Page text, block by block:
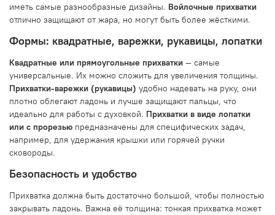
иметь самые разнообразные дизайны. Войлочные прихватки
отлично защищают от жара, но могут быть более жёсткими.
Формы: квадратные, варежки, рукавицы, лопатки
Квадратные или прямоугольные прихватки — самые
универсальные. Их можно сложить для увеличения толщины.
Прихватки-варежки (рукавицы) удобно надевать на руку, они
плотно облегают ладонь и лучше защищают пальцы, что
идеально для работы с духовкой. Прихватки в виде лопатки
или с прорезью предназначены для специфических задач,
например, для удержания крышки или горячей ручки
сковороды.
Безопасность и удобство
Прихватка должна быть достаточно большой, чтобы полностью
закрывать ладонь. Важна её толщина: тонкая прихватка может